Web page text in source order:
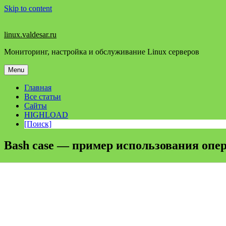
Skip to content
linux.valdesar.ru
Мониторинг, настройка и обслуживание Linux серверов
Menu
Главная
Все статьи
Сайты
HIGHLOAD
[Поиск]
Bash case — пример использования